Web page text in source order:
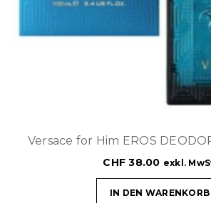
Versace for Him EROS
CHF 38.00 exkl.
IN DEN WARENKORB